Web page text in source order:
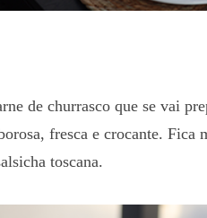
de churrasco que se vai
fresca e crocante.
toscana.